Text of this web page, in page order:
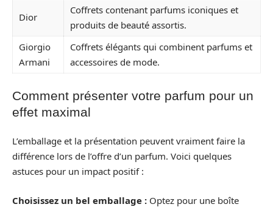
Dior
Coffrets contenant parfums iconiques et
produits de beauté assortis.
Giorgio
Armani
Coffrets élégants qui combinent parfums et
accessoires de mode.
Comment présenter votre parfum pour un
effet maximal
L’emballage et la présentation peuvent vraiment faire la
différence lors de l’offre d’un parfum. Voici quelques
astuces pour un impact positif :
Choisissez un bel emballage : Optez pour une boîte